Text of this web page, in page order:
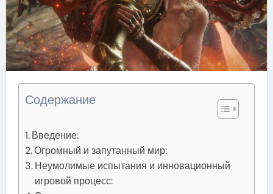
Содержание
Введение:
Огромный и запутанный мир:
Неумолимые испытания и инновационный
игровой процесс: